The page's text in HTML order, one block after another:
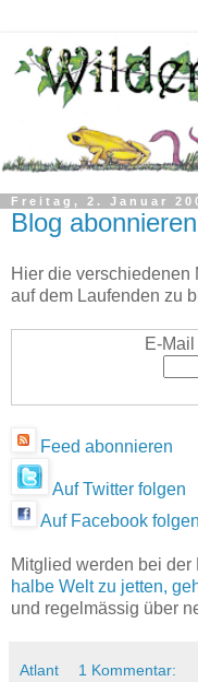
Freitag, 2. Januar
Blog abonnieren
Hier die verschiedenen
auf dem Laufenden zu
E-
Feed abonnieren
Auf Twitter folgen
Auf Facebook folgen
Mitglied werden bei
halbe Welt zu jetten,
und regelmässig über
Atlant 1 Kommentar: